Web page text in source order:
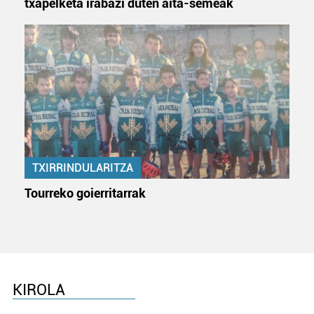
txapelketa irabazi duten aita-semeak
TXIRRINDULARITZA
Tourreko goierritarrak
KIROLA